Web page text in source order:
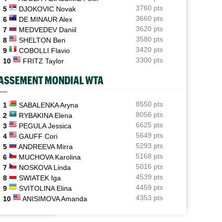
Pas de wild-card pour Arthur Gea, Gaël Monfils choisi:
"C'est dommage"
11:51
Média
Toutes vos vidéos à retrouver sur Tennis Actu TV...
11:44
US Open
Le calendrier ATP et WTA jusqu'à l'US Open 2026
Tennis Actu
Abonnement 9,99€ et pour 1 an, Tennis Actu sans pub
et sans pop up !
Jeunes
Coupe Galéa : l’équipe de France U18 sacrée
championne d’Europe !
5
DJOKOVIC Novak
3760 pts
6
DE MINAUR Alex
3660 pts
7
MEDVEDEV Daniil
3620 pts
8
SHELTON Ben
3580 pts
9
COBOLLI Flavio
3420 pts
10
FRITZ Taylor 3300 pts
MONDIAL WTA
1 SABALENKA Aryna
8550 pts
2
RYBAKINA Elena
8056 pts
3
PEGULA Jessica
6625 pts
4
GAUFF Cori
5649 pts
5
ANDREEVA Mirra
5293 pts
6
MUCHOVA Karolina
5168 pts
7
NOSKOVA Linda
5016 pts
8
SWIATEK Iga
4539 pts
9
SVITOLINA Elina
4459 pts
10
ANISIMOVA Amanda 4353 pts